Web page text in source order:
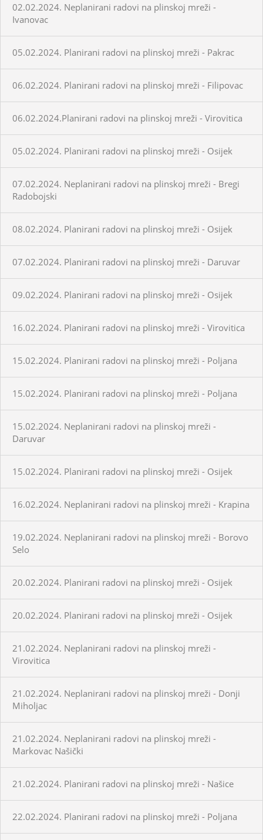
02.02.2024. Neplanirani radovi na plinskoj mreži -
Ivanovac
05.02.2024. Planirani radovi na plinskoj mreži - Pakrac
06.02.2024. Planirani radovi na plinskoj mreži - Filipovac
06.02.2024.Planirani radovi na plinskoj mreži - Virovitica
05.02.2024. Planirani radovi na plinskoj mreži - Osijek
07.02.2024. Neplanirani radovi na plinskoj mreži - Bregi
Radobojski
08.02.2024. Planirani radovi na plinskoj mreži - Osijek
07.02.2024. Planirani radovi na plinskoj mreži - Daruvar
09.02.2024. Planirani radovi na plinskoj mreži - Osijek
16.02.2024. Planirani radovi na plinskoj mreži - Virovitica
15.02.2024. Planirani radovi na plinskoj mreži - Poljana
15.02.2024. Planirani radovi na plinskoj mreži - Poljana
15.02.2024. Neplanirani radovi na plinskoj mreži -
Daruvar
15.02.2024. Planirani radovi na plinskoj mreži - Osijek
16.02.2024. Neplanirani radovi na plinskoj mreži - Krapina
19.02.2024. Neplanirani radovi na plinskoj mreži - Borovo
Selo
20.02.2024. Planirani radovi na plinskoj mreži - Osijek
20.02.2024. Planirani radovi na plinskoj mreži - Osijek
21.02.2024. Neplanirani radovi na plinskoj mreži -
Virovitica
21.02.2024. Neplanirani radovi na plinskoj mreži - Donji
Miholjac
21.02.2024. Neplanirani radovi na plinskoj mreži -
Markovac Našički
21.02.2024. Planirani radovi na plinskoj mreži - Našice
22.02.2024. Planirani radovi na plinskoj mreži - Poljana